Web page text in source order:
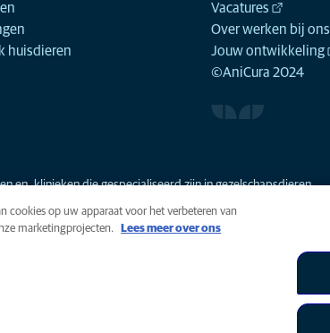
huisdieren
Vacatures
Over werken bij ons
Jouw ontwikkeling
©AniCura 2024
en -klinieken die gespecialiseerd zijn in gezelschapsdieren.
cookies op uw apparaat voor het verbeteren van
marketingprojecten.
Lees meer over ons